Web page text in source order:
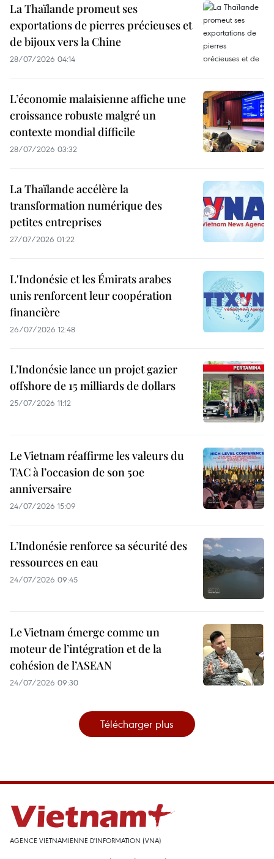
La Thaïlande promeut ses
exportations de pierres précieuses et
de bijoux vers la Chine
28/07/2026 04:14
L’économie malaisienne affiche une
croissance robuste malgré un
contexte mondial difficile
28/07/2026 03:32
La Thaïlande accélère la
transformation numérique des
petites entreprises
27/07/2026 01:22
L'Indonésie et les Émirats arabes
unis renforcent leur coopération
financière
26/07/2026 12:48
L’Indonésie lance un projet gazier
offshore de 15 milliards de dollars
25/07/2026 11:12
Le Vietnam réaffirme les valeurs du
TAC à l’occasion de son 50e
anniversaire
24/07/2026 15:09
L’Indonésie renforce sa sécurité des
ressources en eau
24/07/2026 09:45
Le Vietnam émerge comme un
moteur de l’intégration et de la
cohésion de l’ASEAN
24/07/2026 09:30
Télécharger plus
AGENCE VIETNAMIENNE D'INFORMATION (VNA)